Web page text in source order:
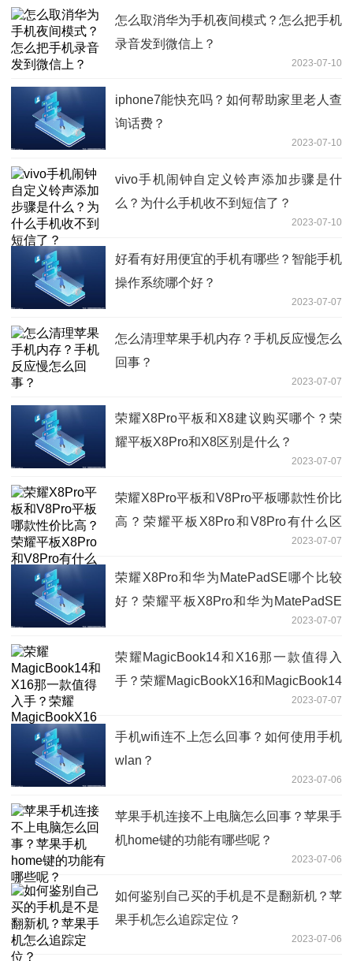
怎么取消华为手机夜间模式？怎么把手机
录音发到微信上？
2023-07-10
iphone7能快充吗？如何帮助家里老人查
询话费？
2023-07-10
vivo手机闹钟自定义铃声添加步骤是什
么？为什么手机收不到短信了？
2023-07-10
好看有好用便宜的手机有哪些？智能手机
操作系统哪个好？
2023-07-07
怎么清理苹果手机内存？手机反应慢怎么
回事？
2023-07-07
荣耀X8Pro平板和X8建议购买哪个？荣
耀平板X8Pro和X8区别是什么？
2023-07-07
荣耀X8Pro平板和V8Pro平板哪款性价比
高？荣耀平板X8Pro和V8Pro有什么区
2023-07-07
荣耀X8Pro和华为MatePadSE哪个比较
好？荣耀平板X8Pro和华为MatePadSE
2023-07-07
荣耀MagicBook14和X16那一款值得入
手？荣耀MagicBookX16和MagicBook14
2023-07-07
手机wifi连不上怎么回事？如何使用手机
wlan？
2023-07-06
苹果手机连接不上电脑怎么回事？苹果手
机home键的功能有哪些呢？
2023-07-06
如何鉴别自己买的手机是不是翻新机？苹
果手机怎么追踪定位？
2023-07-06